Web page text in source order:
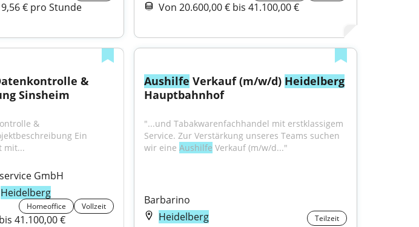
€ pro Stunde Von 20.600,00 € bis 41.100,00 €
&
Sinsheim
&
Ein
mit...
GmbH
Heidelberg
Homeoffice Vollzeit
41.100,00 €
Aushilfe Verkauf (m/w/d) Heidelberg
Hauptbahnhof
"...und Tabakwarenfachhandel mit erstklassigem
Service. Zur Verstärkung unseres Teams suchen
wir eine Aushilfe Verkauf (m/w/d..."
Barbarino
Heidelberg
Teilzeit